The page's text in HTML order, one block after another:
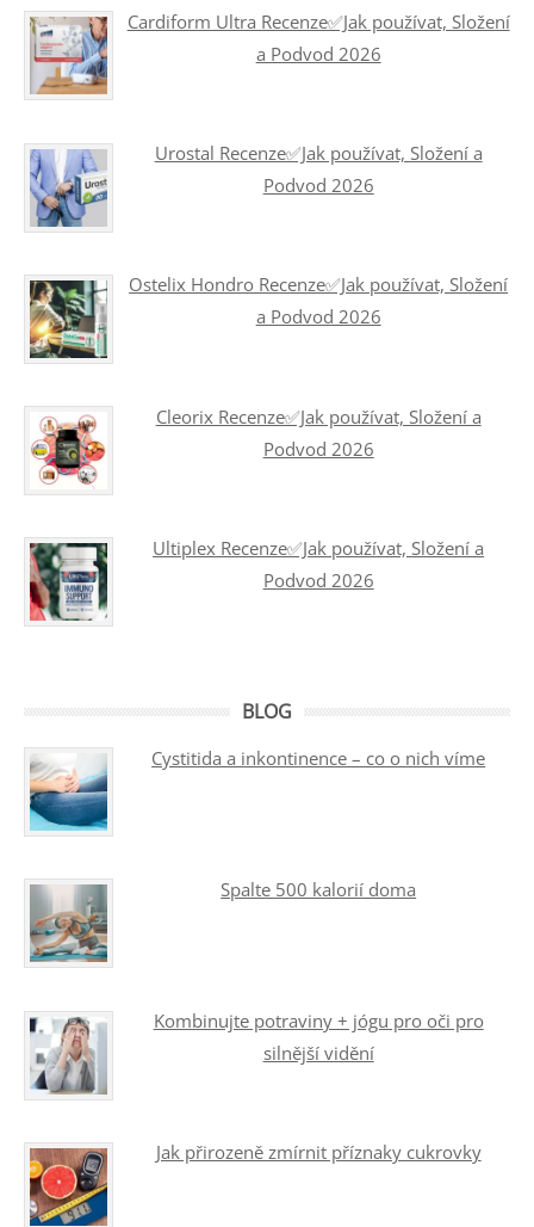
Cardiform Ultra Recenze✅Jak používat, Složení
a Podvod 2026
Urostal Recenze✅Jak používat, Složení a
Podvod 2026
Ostelix Hondro Recenze✅Jak používat, Složení
a Podvod 2026
Cleorix Recenze✅Jak používat, Složení a
Podvod 2026
Ultiplex Recenze✅Jak používat, Složení a
Podvod 2026
BLOG
Cystitida a inkontinence – co o nich víme
Spalte 500 kalorií doma
Kombinujte potraviny + jógu pro oči pro
silnější vidění
Jak přirozeně zmírnit příznaky cukrovky